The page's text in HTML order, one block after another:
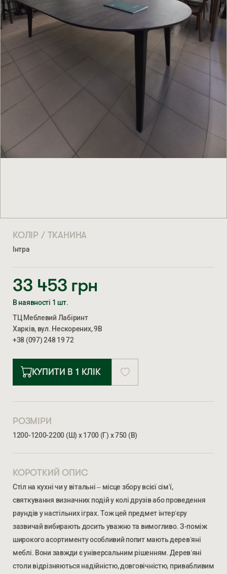
КОЛІР / ТКАНИНА
Інтра
33 453 грн
В наявності 1 шт.
ТЦ Меблевий Лабіринт
Харків, вул. Нескорених, 9В
+38 (097) 248 19 72
КУПИТИ В 1 КЛІК
РОЗМІРИ
1200-1200-2200 (Ш) х 1700 (Г) х 750 (В)
КОРОТКИЙ ОПИС
Стіл на кухні чи у вітальні – місце збору всієї сім’ї,
святкування визначних подій у колі друзів або проведення
раундів у настільних іграх. Тож цей предмет інтер’єру
зазвичай вибирають досить уважно та вимогливо. З-поміж
широкого асортименту особливий попит мають дерев’яні
меблі. Вони завжди є універсальним рішенням. Дерев’яні
столи відрізняються надійністю, довговічністю, привабливим